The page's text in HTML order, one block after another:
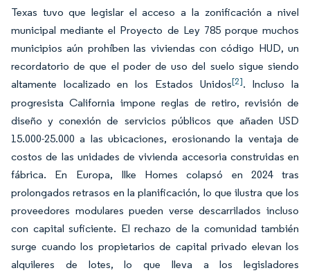
Texas tuvo que legislar el acceso a la zonificación a nivel
municipal mediante el Proyecto de Ley 785 porque muchos
municipios aún prohíben las viviendas con código HUD, un
recordatorio de que el poder de uso del suelo sigue siendo
altamente localizado en los Estados Unidos[2]. Incluso la
progresista California impone reglas de retiro, revisión de
diseño y conexión de servicios públicos que añaden USD
15.000-25.000 a las ubicaciones, erosionando la ventaja de
costos de las unidades de vivienda accesoria construidas en
fábrica. En Europa, Ilke Homes colapsó en 2024 tras
prolongados retrasos en la planificación, lo que ilustra que los
proveedores modulares pueden verse descarrilados incluso
con capital suficiente. El rechazo de la comunidad también
surge cuando los propietarios de capital privado elevan los
alquileres de lotes, lo que lleva a los legisladores